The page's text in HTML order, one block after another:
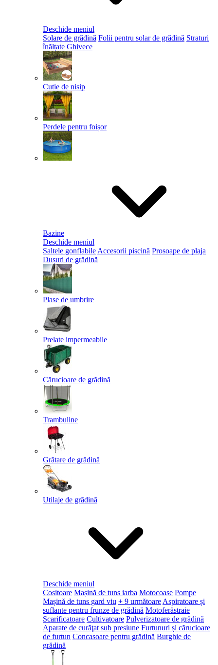
Deschide meniul
Solare de grădină Folii pentru solar de grădină Straturi
înălțate Ghivece
Cutie de nisip
Perdele pentru foișor
Bazine
Deschide meniul
Saltele gonflabile Accesorii piscină Prosoape de plaja
Dușuri de grădină
Plase de umbrire
Prelate impermeabile
Cărucioare de grădină
Trambuline
Grătare de grădină
Utilaje de grădină
Deschide meniul
Cositoare Mașină de tuns iarba Motocoase Pompe
Mașină de tuns gard viu + 9 următoare Aspiratoare și
suflante pentru frunze de grădină Motoferăstraie
Scarificatoare Cultivatoare Pulverizatoare de grădină
Aparate de curăţat sub presiune Furtunuri și cărucioare
de furtun Concasoare pentru grădină Burghie de
grădină